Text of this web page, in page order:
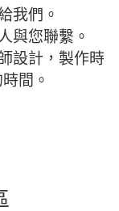
我們。
與您聯繫。
設計，製作時
間。